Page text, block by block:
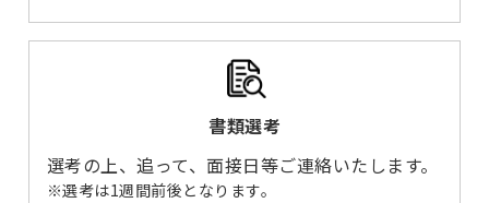
書類選考
選考の上、追って、面接日等ご連絡いたします。
※選考は1週間前後となります。